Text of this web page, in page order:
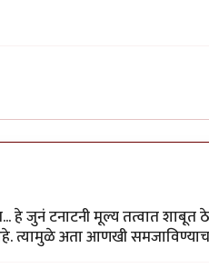
जुनं टनाटनी मूल्य तत्वात शाबूत
अता आणखी समजाविण्याचा